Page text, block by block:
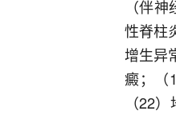
（伴
性脊柱
增生异
癜；（
（22